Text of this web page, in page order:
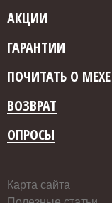
АКЦИИ
ГАРАНТИИ
ПОЧИТАТЬ О МЕХЕ
ВОЗВРАТ
ОПРОСЫ
Карта сайта